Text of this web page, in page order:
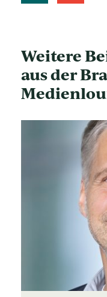
Weitere
aus der